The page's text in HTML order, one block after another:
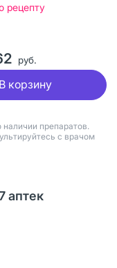
рецепту
руб.
В корзину
препаратов.
с врачом
аптек